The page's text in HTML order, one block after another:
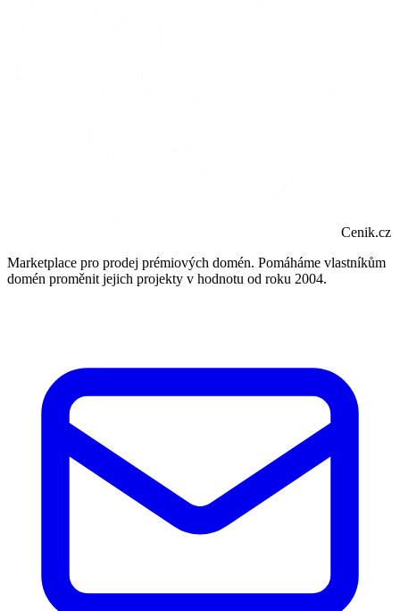
Cenik.cz
Marketplace pro prodej prémiových domén. Pomáháme vlastníkům
domén proměnit jejich projekty v hodnotu od roku 2004.